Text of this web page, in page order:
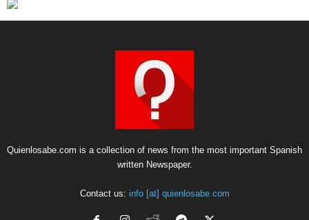
Quienlosabe.com is a collection of news from the most important Spanish
written Newspaper.
Contact us: info [at] quienlosabe.com